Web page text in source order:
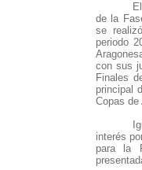
de la
se
periodo
con sus
Finales
principal
Copas
interés
para la